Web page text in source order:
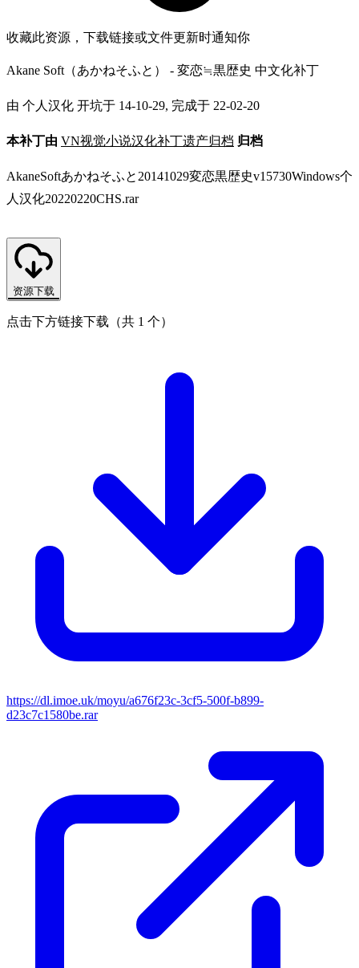
收藏此资源，下载链接或文件更新时通知你
Akane Soft（あかねそふと） - 変恋≒黒歴史 中文化补丁
由 个人汉化 开坑于 14-10-29, 完成于 22-02-20
本补丁由 VN视觉小说汉化补丁遗产归档 归档
AkaneSoftあかねそふと20141029変恋黒歴史v15730Windows个
人汉化20220220CHS.rar
资源下载
点击下方链接下载（共 1 个）
https://dl.imoe.uk/moyu/a676f23c-3cf5-500f-b899-
d23c7c1580be.rar